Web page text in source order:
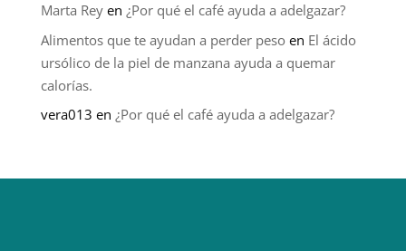
Marta Reyen ¿Por qué el café ayuda a adelgazar?
Alimentos que te ayudan a perder pesoen El ácido
ursólico de la piel de manzana ayuda a quemar
calorías.
vera013 en ¿Por qué el café ayuda a adelgazar?